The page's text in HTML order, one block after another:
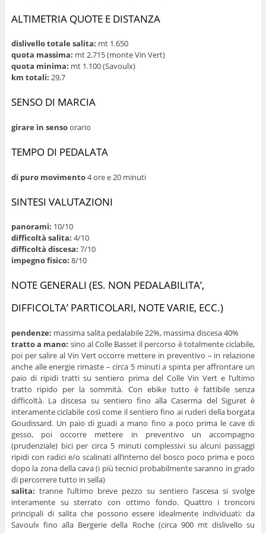
ALTIMETRIA QUOTE E DISTANZA
dislivello totale salita: mt 1.650
quota massima: mt 2.715 (monte Vin Vert)
quota minima: mt 1.100 (Savoulx)
km totali: 29,7
SENSO DI MARCIA
girare in sensoorario
TEMPO DI PEDALATA
di puro movimento4 ore e 20 minuti
SINTESI VALUTAZIONI
panorami: 10/10
difficoltà salita: 4/10
difficoltà discesa: 7/10
impegno fisico: 8/10
NOTE GENERALI (ES. NON PEDALABILITA’,
DIFFICOLTA’ PARTICOLARI, NOTE VARIE, ECC.)
pendenze: massima salita pedalabile 22%, massima discesa 40%
tratto a mano: sino al Colle Basset il percorso è totalmente ciclabile,
poi per salire al Vin Vert occorre mettere in preventivo – in relazione
anche alle energie rimaste – circa 5 minuti a spinta per affrontare un
paio di ripidi tratti su sentiero prima del Colle Vin Vert e l’ultimo
tratto ripido per la sommità. Con ebike tutto è fattibile senza
difficoltà. La discesa su sentiero fino alla Caserma del Siguret è
interamente ciclabile così come il sentiero fino ai ruderi della borgata
Goudissard. Un paio di guadi a mano fino a poco prima le cave di
gesso, poi occorre mettere in preventivo un accompagno
(prudenziale) bici per circa 5 minuti complessivi su alcuni passaggi
ripidi con radici e/o scalinati all’interno del bosco poco prima e poco
dopo la zona della cava (i più tecnici probabilmente saranno in grado
di percorrere tutto in sella)
salita: tranne l’ultimo breve pezzo su sentiero l’ascesa si svolge
interamente su sterrato con ottimo fondo. Quattro i tronconi
principali di salita che possono essere idealmente individuati: da
Savoulx fino alla Bergerie della Roche (circa 900 mt dislivello su